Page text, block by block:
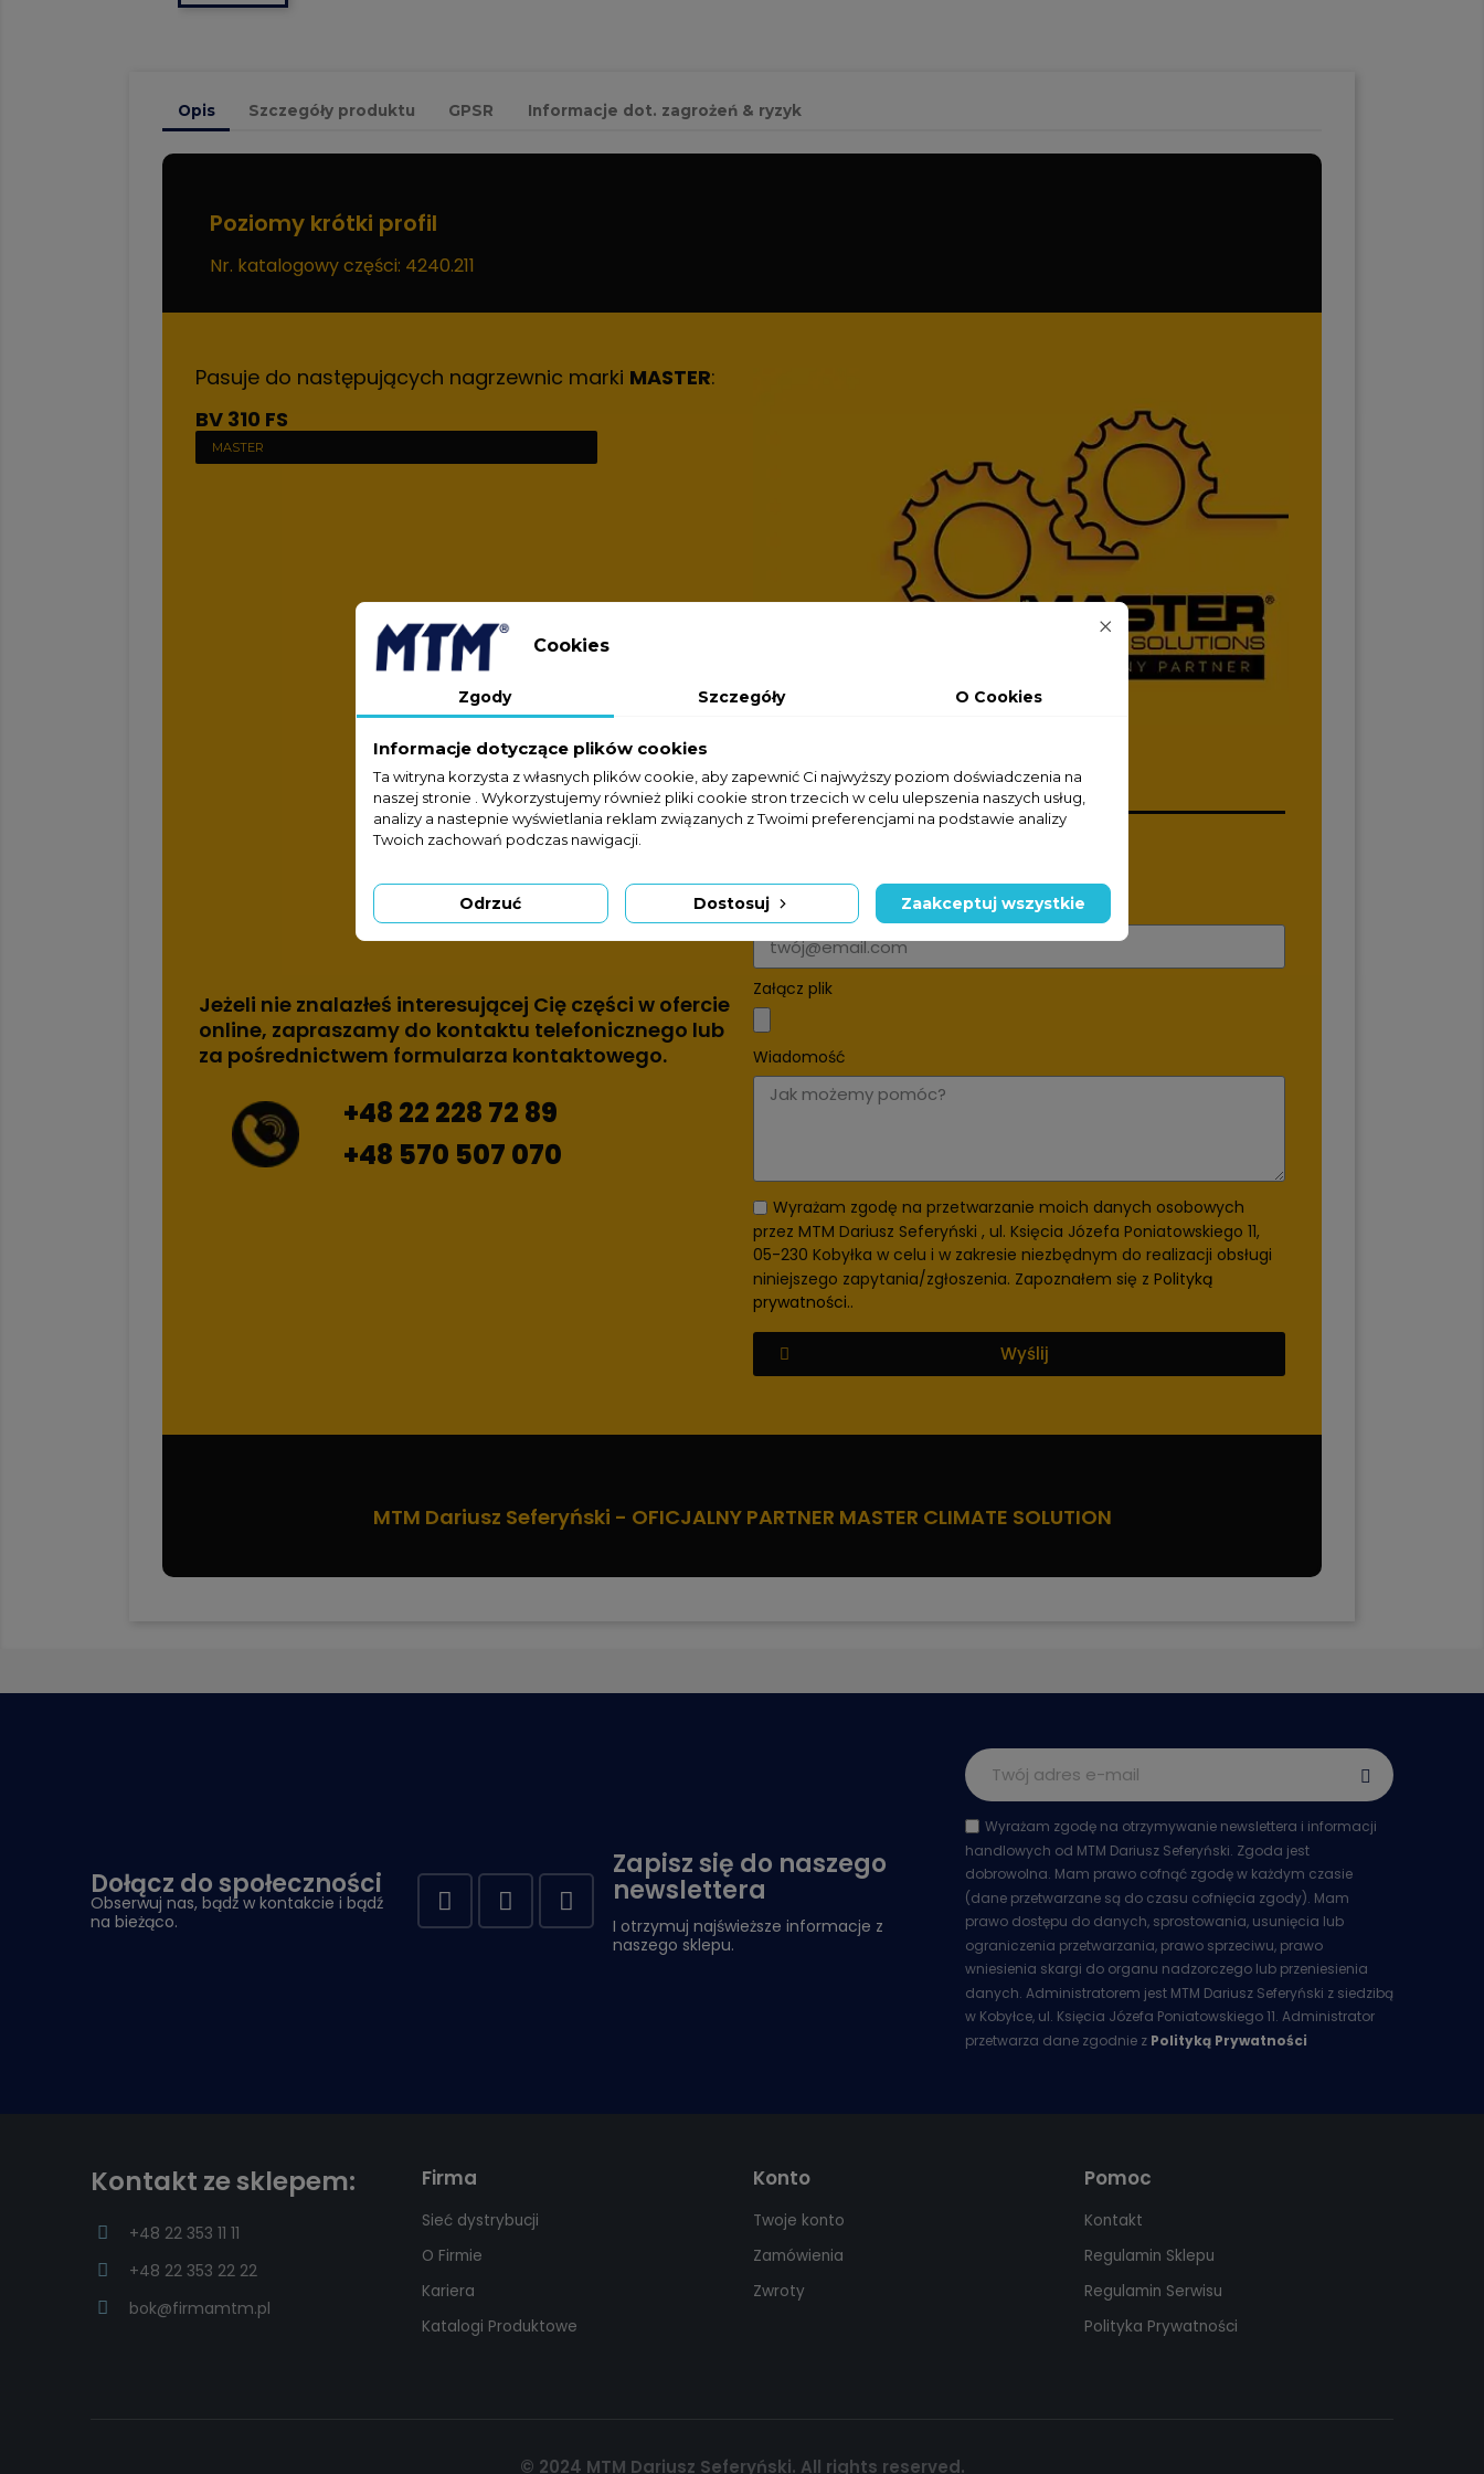
Opis Szczegóły produktu GPSR Informacje dot. zagrożeń & ryzyk
Poziomy krótki profil
Nr. katalogowy części: 4240.211
Pasuje do następujących nagrzewnic marki MASTER:
BV 310 FS
MASTER
Jeżeli nie znalazłeś interesującej Cię części w ofercie
online, zapraszamy do kontaktu telefonicznego lub
za pośrednictwem formularza kontaktowego.
+48 22 228 72 89
+48 570 507 070
Adres e-mail
Załącz plik
Wiadomość
Wyrażam zgodę na przetwarzanie moich danych osobowych
przez MTM Dariusz Seferyński , ul. Księcia Józefa Poniatowskiego 11,
05-230 Kobyłka w celu i w zakresie niezbędnym do realizacji obsługi
niniejszego zapytania/zgłoszenia. Zapoznałem się z Polityką
prywatności..
Wyślij
MTM Dariusz Seferyński - OFICJALNY PARTNER MASTER CLIMATE SOLUTION
Dołącz do społeczności
Obserwuj nas, bądź w kontakcie i bądź
na bieżąco.
Zapisz się do naszego
newslettera
I otrzymuj najświeższe informacje z
naszego sklepu.
Wyrażam zgodę na otrzymywanie newslettera i informacji
handlowych od MTM Dariusz Seferyński. Zgoda jest
dobrowolna. Mam prawo cofnąć zgodę w każdym czasie
(dane przetwarzane są do czasu cofnięcia zgody). Mam
prawo dostępu do danych, sprostowania, usunięcia lub
ograniczenia przetwarzania, prawo sprzeciwu, prawo
wniesienia skargi do organu nadzorczego lub przeniesienia
danych. Administratorem jest MTM Dariusz Seferyński z siedzibą
w Kobyłce, ul. Księcia Józefa Poniatowskiego 11. Administrator
przetwarza dane zgodnie z Polityką Prywatności
Kontakt ze sklepem:
+48 22 353 11 11
+48 22 353 22 22
bok@firmamtm.pl
Firma
Sieć dystrybucji
O Firmie
Kariera
Katalogi Produktowe
Konto
Twoje konto
Zamówienia
Zwroty
Pomoc
Kontakt
Regulamin Sklepu
Regulamin Serwisu
Polityka Prywatności
Cookies
Zgody Szczegóły O Cookies
Informacje dotyczące plików cookies
Ta witryna korzysta z własnych plików cookie, aby zapewnić Ci najwyższy poziom doświadczenia na
naszej stronie . Wykorzystujemy również pliki cookie stron trzecich w celu ulepszenia naszych usług,
analizy a nastepnie wyświetlania reklam związanych z Twoimi preferencjami na podstawie analizy
Twoich zachowań podczas nawigacji.
Odrzuć Dostosuj Zaakceptuj wszystkie
© 2024 MTM Dariusz Seferyński. All rights reserved.